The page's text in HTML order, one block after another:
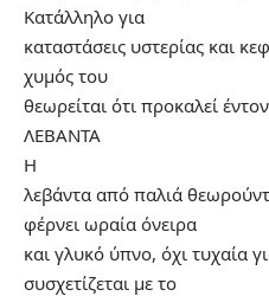
Κατάλληλο για
καταστάσεις υστερίας και
χυμός του
θεωρείται ότι προκαλεί
ΛΕΒΑΝΤΑ
Η
λεβάντα από παλιά
φέρνει ωραία όνειρα
και γλυκό ύπνο, όχι τυχαία
συσχετίζεται με το